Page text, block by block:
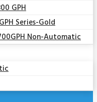
GPH
Series-Gold
Non-Automatic